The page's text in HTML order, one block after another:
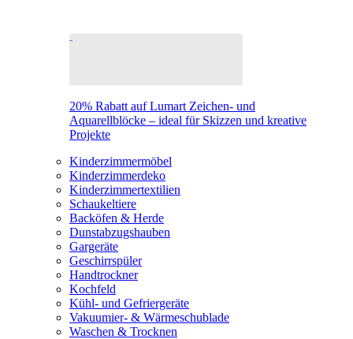
20% Rabatt auf Lumart Zeichen- und
Aquarellblöcke – ideal für Skizzen und kreative
Projekte
Kinderzimmermöbel
Kinderzimmerdeko
Kinderzimmertextilien
Schaukeltiere
Backöfen & Herde
Dunstabzugshauben
Gargeräte
Geschirrspüler
Handtrockner
Kochfeld
Kühl- und Gefriergeräte
Vakuumier- & Wärmeschublade
Waschen & Trocknen